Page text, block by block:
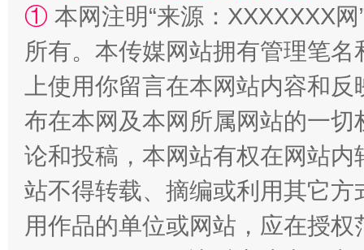
① 本网注明“来源：XXXXXXX
所有。本传媒网站拥有管理笔
上使用你留言在本网站内容和
布在本网及本网所属网站的一
论和投稿，本网站有权在网站
站不得转载、摘编或利用其它
用作品的单位或网站，应在授